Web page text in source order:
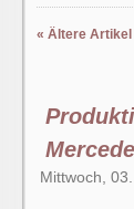
« Ältere Artikel
Mittwoch,